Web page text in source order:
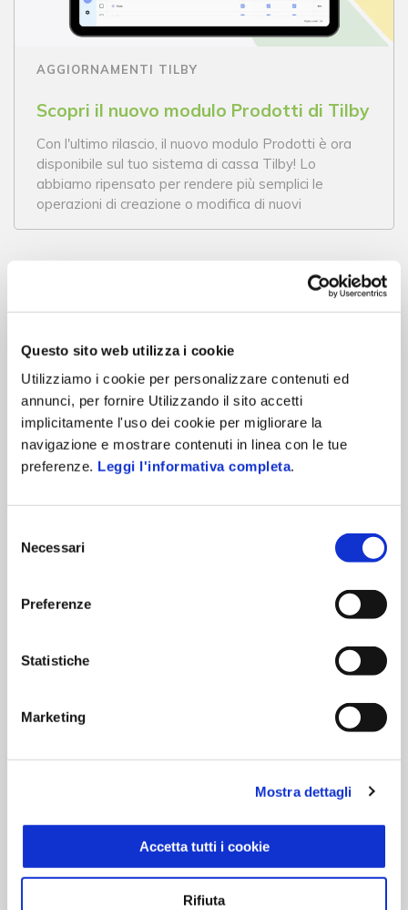
Questo sito web utilizza i cookie
Utilizziamo i cookie per personalizzare contenuti ed
annunci, per fornire Utilizzando il sito accetti
implicitamente l'uso dei cookie per migliorare la
navigazione e mostrare contenuti in linea con le tue
preferenze. Leggi l'informativa completa.
delNecessari
Preferenze
Statistiche
Marketing
Mostra dettagli
Accetta tutti i cookie
Rifiuta
AGGIORNAMENTI TILBY
Scopri il nuovo modulo Prodotti di Tilby
Con l'ultimo rilascio, il nuovo modulo Prodotti è ora
disponibile sul tuo sistema di cassa Tilby! Lo
abbiamo ripensato per rendere più semplici le
operazioni di creazione o modifica di nuovi
RISTORAZIONE
Come far comparire il tuo ristorante su
ChatGpt e Gemini. Guida alla GEO per
Le intelligenze artificiali sono ormai in ogni ambito
prodotti alla ricerca di informazioni.